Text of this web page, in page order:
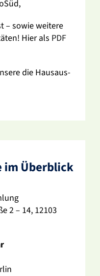
– sowie weitere
Hier als PDF
die Haus­aus­
im Über­blick
2 – 14, 12103